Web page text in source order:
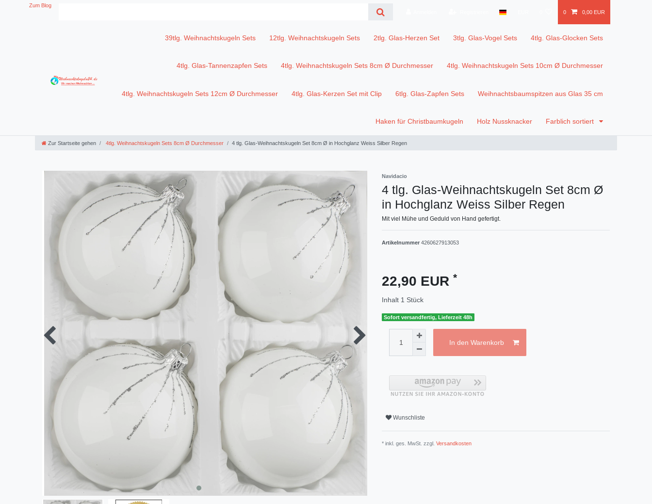
Zum Blog
0 0,00 EUR
39tlg. Weihnachtskugeln Sets 12tlg. Weihnachtskugeln Sets 2tlg. Glas-Herzen Set 3tlg. Glas-Vogel Sets 4tlg. Glas-Glocken Sets
4tlg. Glas-Tannenzapfen Sets 4tlg. Weihnachtskugeln Sets 8cm Ø Durchmesser 4tlg. Weihnachtskugeln Sets 10cm Ø Durchmesser
4tlg. Weihnachtskugeln Sets 12cm Ø Durchmesser 4tlg. Glas-Kerzen Set mit Clip 6tlg. Glas-Zapfen Sets Weihnachtsbaumspitzen aus Glas 35 cm
Haken für Christbaumkugeln Holz Nussknacker Farblich sortiert
Zur Startseite gehen 4tlg. Weihnachtskugeln Sets 8cm Ø Durchmesser 4 tlg. Glas-Weihnachtskugeln Set 8cm Ø in Hochglanz Weiss Silber Regen
Navidacio
4 tlg. Glas-Weihnachtskugeln Set 8cm Ø
in Hochglanz Weiss Silber Regen
Mit viel Mühe und Geduld von Hand gefertigt.
Artikelnummer 4260627913053
22,90 EUR *
Inhalt 1 Stück
Sofort versandfertig, Lieferzeit 48h
In den Warenkorb
Wunschliste
* inkl. ges. MwSt. zzgl. Versandkosten